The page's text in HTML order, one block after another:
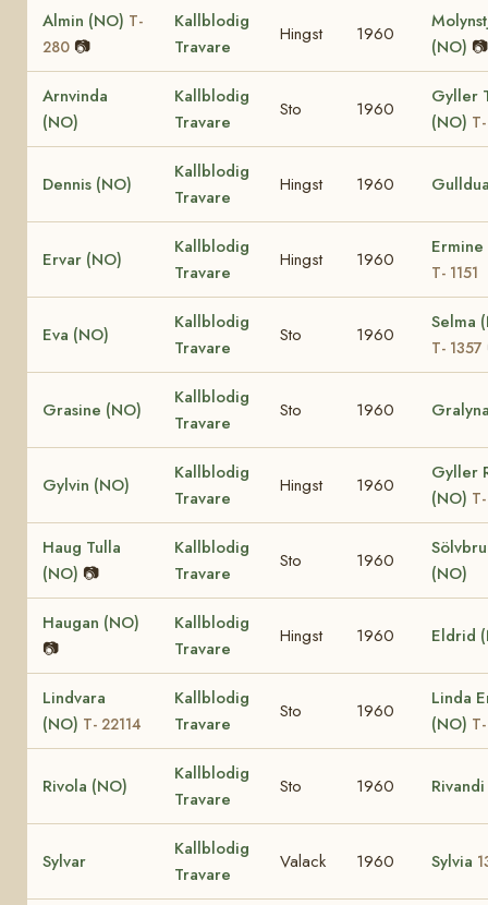
Almin (NO) T-
280 📷
Kallblodig
Travare
Hingst 1960
(NO) 📷
Arnvinda
(NO)
Kallblodig
Travare
Sto 1960
Gyller
(NO)
Dennis (NO)
Kallblodig
Travare
Hingst 1960
Ervar (NO)
Kallblodig
Travare
Hingst 1960
T- 1151
Eva (NO)
Kallblodig
Travare
Sto 1960
Selma
T- 1357
Grasine (NO)
Kallblodig
Travare
Sto 1960
Gylvin (NO)
Kallblodig
Travare
Hingst 1960
Gyller
(NO)
Haug Tulla
(NO) 📷
Kallblodig
Travare
Sto 1960
(NO)
Haugan (NO)
📷
Kallblodig
Travare
Hingst 1960 Eldrid
Lindvara
(NO) T- 22114
Kallblodig
Travare
Sto 1960
Linda
(NO)
Rivola (NO)
Kallblodig
Travare
Sto 1960
Sylvar
Kallblodig
Travare
Valack 1960 Sylvia